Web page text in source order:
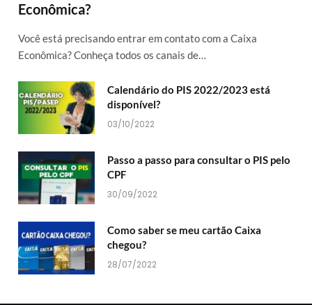
Econômica?
Você está precisando entrar em contato com a Caixa
Econômica? Conheça todos os canais de…
Calendário do PIS 2022/2023 está
disponível?
03/10/2022
Passo a passo para consultar o PIS pelo
CPF
30/09/2022
Como saber se meu cartão Caixa
chegou?
28/07/2022